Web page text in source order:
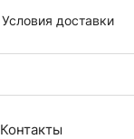
Условия доставки
Контакты